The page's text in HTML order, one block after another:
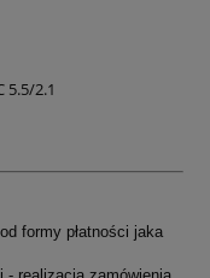
5.5/2.1
formy płatności jaka